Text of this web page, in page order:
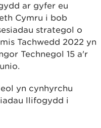
ar gyfer eu
Cymru i bob
strategol o
Tachwedd 2022 yn
Technegol 15 a'r
yn cynhyrchu
llifogydd i